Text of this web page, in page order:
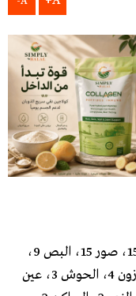
وتوزعت الإصابات الجديدة كالأتي: معركة 15، صور 15، البص 9،
العباسية 8، البرج الشمالي 7، طيردبا 4، أرزون 4، الحوش 3، عين